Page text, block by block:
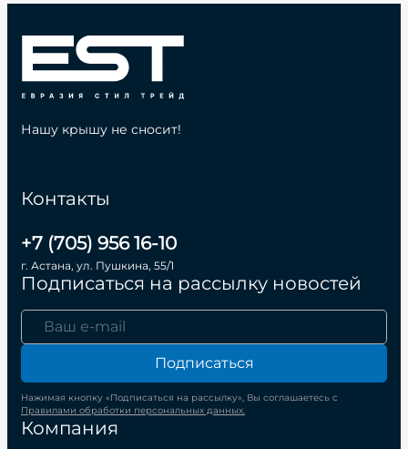
Компания
Контакты
+7 (705) 956 16-10
г. Астана, ул. Пушкина, 55/1
Подписаться на рассылку новостей
Подписаться
Нажимая кнопку «Подписаться на рассылку», Вы соглашаетесь с
Правилами обработки персональных данных.
Нашу крышу не сносит!